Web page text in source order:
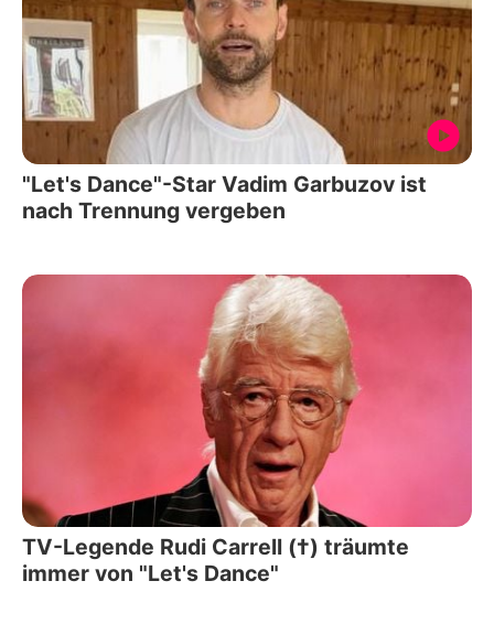
"Let's Dance"-Star Vadim Garbuzov ist
nach Trennung vergeben
TV-Legende Rudi Carrell (†) träumte
immer von "Let's Dance"